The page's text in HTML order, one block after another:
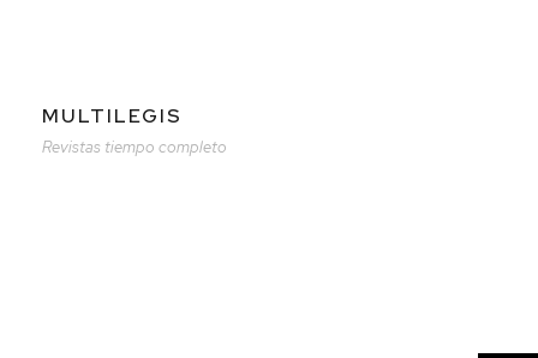
MULTILEGIS
Revistas tiempo completo